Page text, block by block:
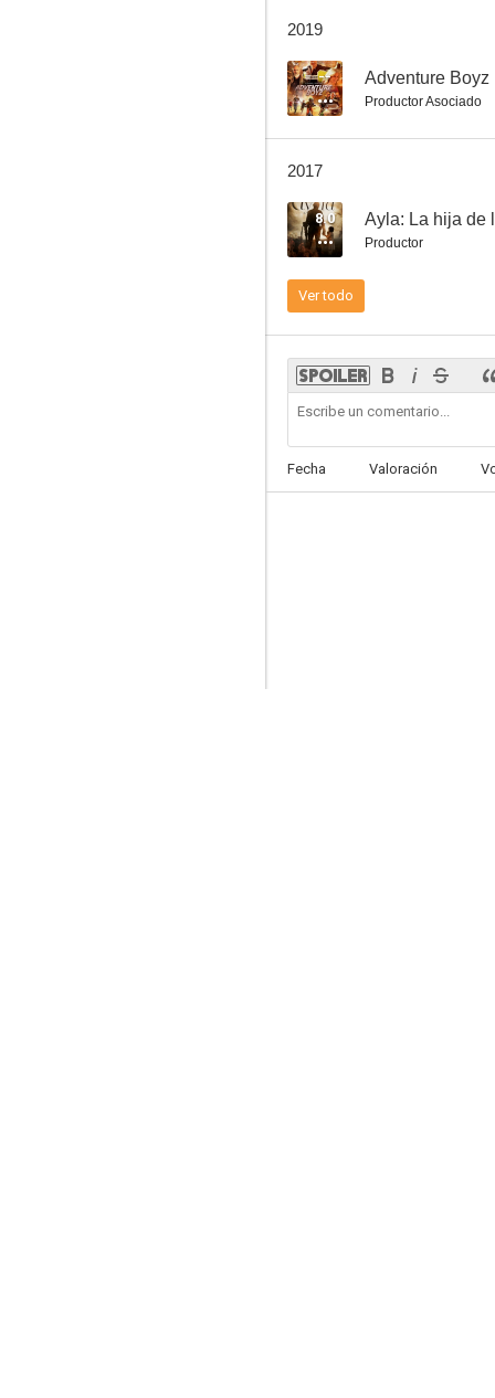
2019
-- Adventure Boyz
Productor Asociado
2017
8.0 Ayla: La hija de
Productor
Ver todo
Fecha Valoración